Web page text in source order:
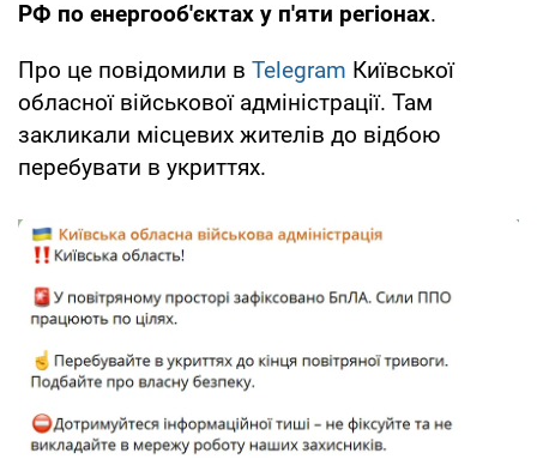
РФ по енергооб'єктах у п'яти регіонах.
Про це повідомили в Telegram Київської
обласної військової адміністрації. Там
закликали місцевих жителів до відбою
перебувати в укриттях.